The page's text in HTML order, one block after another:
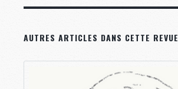
AUTRES ARTICLES DANS CETTE REVUE